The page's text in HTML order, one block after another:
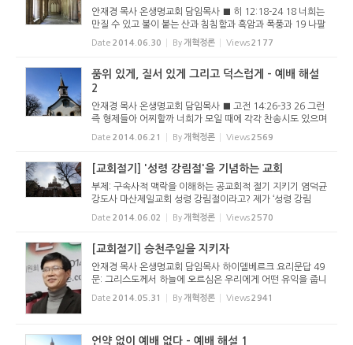
안재경 목사 온생명교회 담임목사 ■ 히 12:18-24 18 너희는
만질 수 있고 불이 붙는 산과 침침함과 흑암과 폭풍과 19 나팔
소리와 말하는 소리가 있는 곳에 이른 것이 아니라 그 소리를
듣는 자들은 더 말씀하지 아니하시기를 구하였으니 20 이는
Date 2014.06.30 By 개혁정론 Views2177
품위 있게, 질서 있게 그리고 덕스럽게 - 예배 해설
2
안재경 목사 온생명교회 담임목사 ■ 고전 14:26-33 26 그런
즉 형제들아 어찌할까 너희가 모일 때에 각각 찬송시도 있으며
가르치는 말씀도 있으며 계시도 있으며 방언도 있으며 통역함
도 있나니 모든 것을 덕을 세우기 위하여 하라 27 만일 누가 방
Date 2014.06.21 By 개혁정론 Views2569
[교회절기] '성령 강림절'을 기념하는 교회
부제: 구속사적 맥락을 이해하는 공교회적 절기 지키기 염덕균
강도사 마산제일교회 성령 강림절이라고? 제가 ‘성령 강림
절’이라는 말을 처음 들은 것은 공교롭게도 현재 섬기고 있는
교회 담임목사(성희찬 목사, 마산제일교회)의 헬라어 강독 시
Date 2014.06.02 By 개혁정론 Views2570
[교회절기] 승천주일을 지키자
안재경 목사 온생명교회 담임목사 하이델베르크 요리문답 49
문: 그리스도께서 하늘에 오르심은 우리에게 어떤 유익을 줍니
까? 답: 첫째, 그리스도는 우리의 대언자로서 하늘에서 우리를
위해 그의 아버지 앞에서 간구하십니다. 둘째, 우리의 몸이 그
Date 2014.05.31 By 개혁정론 Views2941
언약 없이 예배 없다 - 예배 해설 1